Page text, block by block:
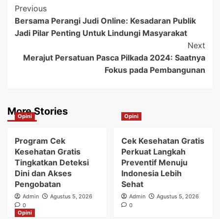
Post
Navigation
Previous
Bersama Perangi Judi Online: Kesadaran Publik
Jadi Pilar Penting Untuk Lindungi Masyarakat
Next
Merajut Persatuan Pasca Pilkada 2024: Saatnya
Fokus pada Pembangunan
More Stories
Opini
Program Cek
Kesehatan Gratis
Tingkatkan Deteksi
Dini dan Akses
Pengobatan
Admin
Agustus 5, 2026
0
Opini
Cek Kesehatan Gratis
Perkuat Langkah
Preventif Menuju
Indonesia Lebih
Sehat
Admin
Agustus 5, 2026
0
Opini